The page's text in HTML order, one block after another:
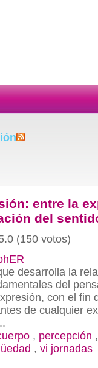
entre la
del
(150 votos)
desarrolla la
del
con el fin
de cualquier
, percepción
, vi jornadas